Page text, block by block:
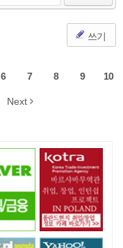
쓰기
6 7 8 9 10
Next